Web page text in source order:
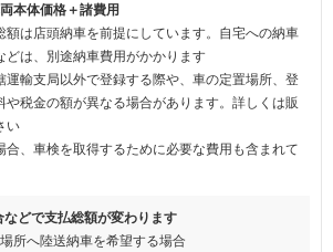
本体価格＋諸費用
は店頭納車を前提にしています。自宅への納車
どは、別途納車費用がかかります
輸支局以外で登録する際や、車の定置場所、登
や税金の額が異なる場合があります。詳しくは販
い
、車検を取得するために必要な費用も含まれて
などで支払総額が変わります
所へ陸送納車を希望する場合